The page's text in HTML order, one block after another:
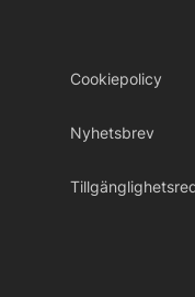
Cookiepolicy
Nyhetsbrev